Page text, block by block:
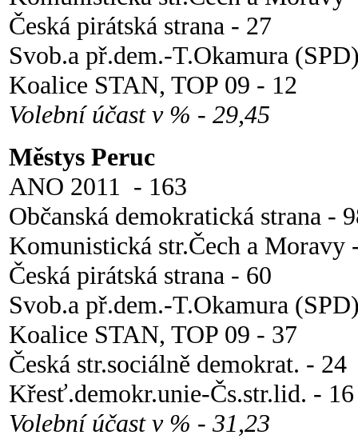
Česká pirátská strana - 27
Svob.a př.dem.-T.Okamura
Koalice STAN, TOP 09 - 12
Volební účast v % - 29,45
Městys Peruc
ANO 2011 - 163
Občanská demokratická strana -
Komunistická str.Čech a Moravy
Česká pirátská strana - 60
Svob.a př.dem.-T.Okamura
Koalice STAN, TOP 09 - 37
Česká str.sociálně demokrat. - 24
Křesť.demokr.unie-Čs.str.lid. -
Volební účast v % - 31,23